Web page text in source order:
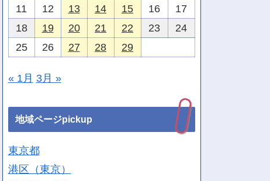
11
12 13 14 15 16
17
18
19 20 21 22 23
24
25
26 27 28 29
« 1月 3月 »
地域ページpickup
東京都
港区（東京）